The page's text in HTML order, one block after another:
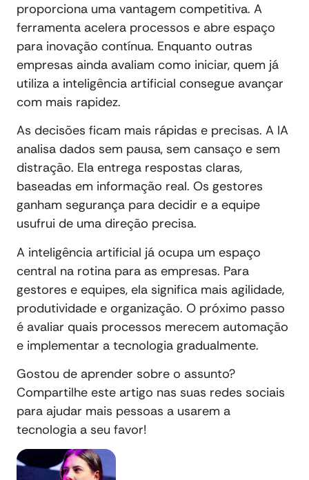
proporciona uma vantagem competitiva. A
ferramenta acelera processos e abre espaço
para inovação contínua. Enquanto outras
empresas ainda avaliam como iniciar, quem já
utiliza a inteligência artificial consegue avançar
com mais rapidez.
As decisões ficam mais rápidas e precisas. A IA
analisa dados sem pausa, sem cansaço e sem
distração. Ela entrega respostas claras,
baseadas em informação real. Os gestores
ganham segurança para decidir e a equipe
usufrui de uma direção precisa.
A inteligência artificial já ocupa um espaço
central na rotina para as empresas. Para
gestores e equipes, ela significa mais agilidade,
produtividade e organização. O próximo passo
é avaliar quais processos merecem automação
e implementar a tecnologia gradualmente.
Gostou de aprender sobre o assunto?
Compartilhe este artigo nas suas redes sociais
para ajudar mais pessoas a usarem a
tecnologia a seu favor!